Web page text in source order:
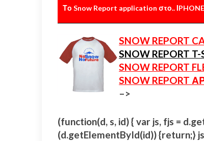
Το Snow Report application στο..
SNOW REPORT
SNOW REPORT T-
SNOW REPORT
SNOW REPORT
–>
(function(d, s, id) { var js, fjs =
(d.getElementById(id)) {return;}